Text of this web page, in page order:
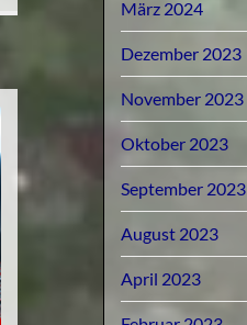
März 2024
Dezember 2023
November 2023
Oktober 2023
September 2023
August 2023
April 2023